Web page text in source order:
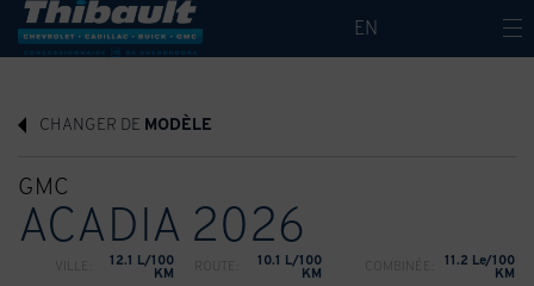
EN
CHANGER DE MODÈLE
GMC
ACADIA 2026
12.1 L/100
KM
10.1 L/100
KM COMBINÉE: 11.2 Le/100
KM